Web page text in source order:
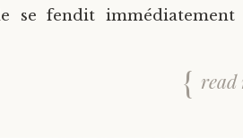
se fendit immédiatement
read